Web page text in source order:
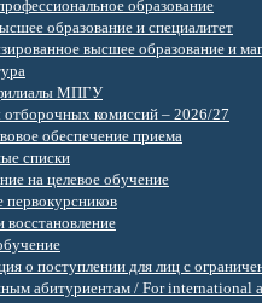
образование
образование и специалитет
высшее образование и
МПГУ
отборочных комиссий – 2026/27
обеспечение приема
списки
на целевое обучение
первокурсников
восстановление
о поступлении для лиц с
абитуриентам / For international